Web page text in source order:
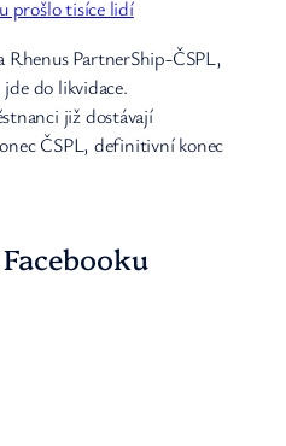
prošlo tisíce lidí
Rhenus PartnerShip-ČSPL,
jde do likvidace.
již dostávají
ČSPL, definitivní konec